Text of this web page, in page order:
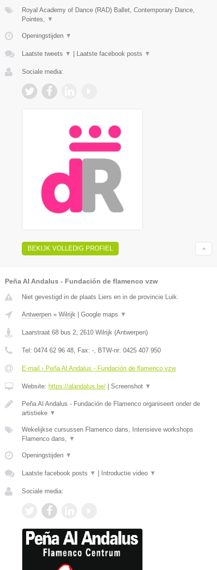
Royal Academy of Dance (RAD) Ballet, Contemporary Dance,
Pointes,
▼
Openingstijden ▼
Laatste tweets ▼ | Laatste facebook posts ▼
Sociale media:
BEKIJK VOLLEDIG PROFIEL
Peña Al Andalus - Fundación de flamenco vzw
Niet gevestigd in de plaats Liers en in de provincie Luik.
Antwerpen » Wilrijk | Google maps ▼
Laarstraat 68 bus 2 2610 Wilrijk (Antwerpen)
Tel: 0474 62 96 48 , Fax: - , BTW-nr: 0425 407 950
E-mail › Peña Al Andalus - Fundación de flamenco vzw
Website: https://alandalus.be/ | Screenshot ▼
Peña Al Andalus - Fundación de Flamenco organiseert onder de
artistieke ▼
Wekelijkse cursussen Flamenco dans, Intensieve workshops
Flamenco dans,
▼
Openingstijden ▼
Laatste facebook posts ▼ | Introductie video ▼
Sociale media: